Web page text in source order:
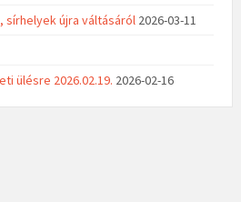
sírhelyek újra váltásáról 2026-03-11
ülésre 2026.02.19. 2026-02-16